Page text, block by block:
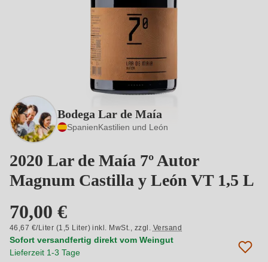
Bodega Lar de Maía
SpanienKastilien und León
2020 Lar de Maía 7º Autor
Magnum Castilla y León VT 1,5 L
70,00 €
46,67 €/Liter (1,5 Liter) inkl. MwSt., zzgl. Versand
Sofort versandfertig direkt vom Weingut
Lieferzeit 1-3 Tage